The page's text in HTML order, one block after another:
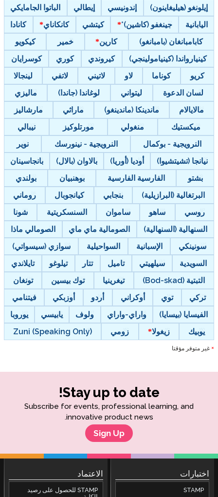
إيلونغو (هيليغاينون)
إندونيسي إيطالي
الباتوا الجامايكي
اليابانية
جينغفو (كاشين)* كيتشي كانكاناي
كانادا
كابامبانغان (بامبانغو)
كارين خمير
كيكويو
كينيارواندا (كينيامولينجي)
كيروندي كوري
كوسرايان
كريو
كوناما لاو لاتيني لاتفي
لينجالا
لسان الدعوة
ليتواني لوغاندا (جاندا)
ماليزي
مالايالام
ماندينكا (ماندينغو) ماراثي
مارشاليز
ميكستيك
منغولي مورتلوكيز
نيبالي
النرويجية - بوكمال
النرويجية - نينورسك
نوير
نيانجا (تشيتشيوا)
أوديا (أوريا) بالاوان (بالال)
بانجاسينان
بشتو
الفارسية الفارسية بوهنبيان
بولندي
البرتغالية (البرازيلية)
بنجابي كيانجوبال
روماني
روسي
ساهو ساموان السنسكريتية
شونا
السنهالية (السنهالية)
الصومالية ماي ماي
الصومالي ماذا
سونينكي
الإسبانية السواحيلية
سوازي (سيسواتي)
السويدية
سيلهيتي تاميل تتار تيلوغو
تايلاندي
التبتية (Bod-skad)
تيغرينيا توك بيسين
تونغان
تركي
توي أوكراني أردو أوزبكي
فيتنامي
الفيسايا (بيسايا)
واراي-واراي ولوف يابيسي
يوروبا
يوبيك
زيغولا زومي Zuni (Speaking Only)
* غير متوفر مؤقتا
Stay up to date!
Subscribe for events, professional learning, and
innovative product news.
Sign Up
اختبارات
STAMP
الاعتماد
STAMP للحصول على رصيد